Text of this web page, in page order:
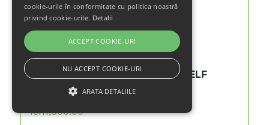
AUTOMATIZARE SPALATORIE SELF
SERVICE
lei11,500.00
cookie-urile în conformitate cu politica noastră
privind cookie-urile. Detalii
ACCEPT COOKIE-URI
NU ACCEPT COOKIE-URI
ARATA DETALIILE